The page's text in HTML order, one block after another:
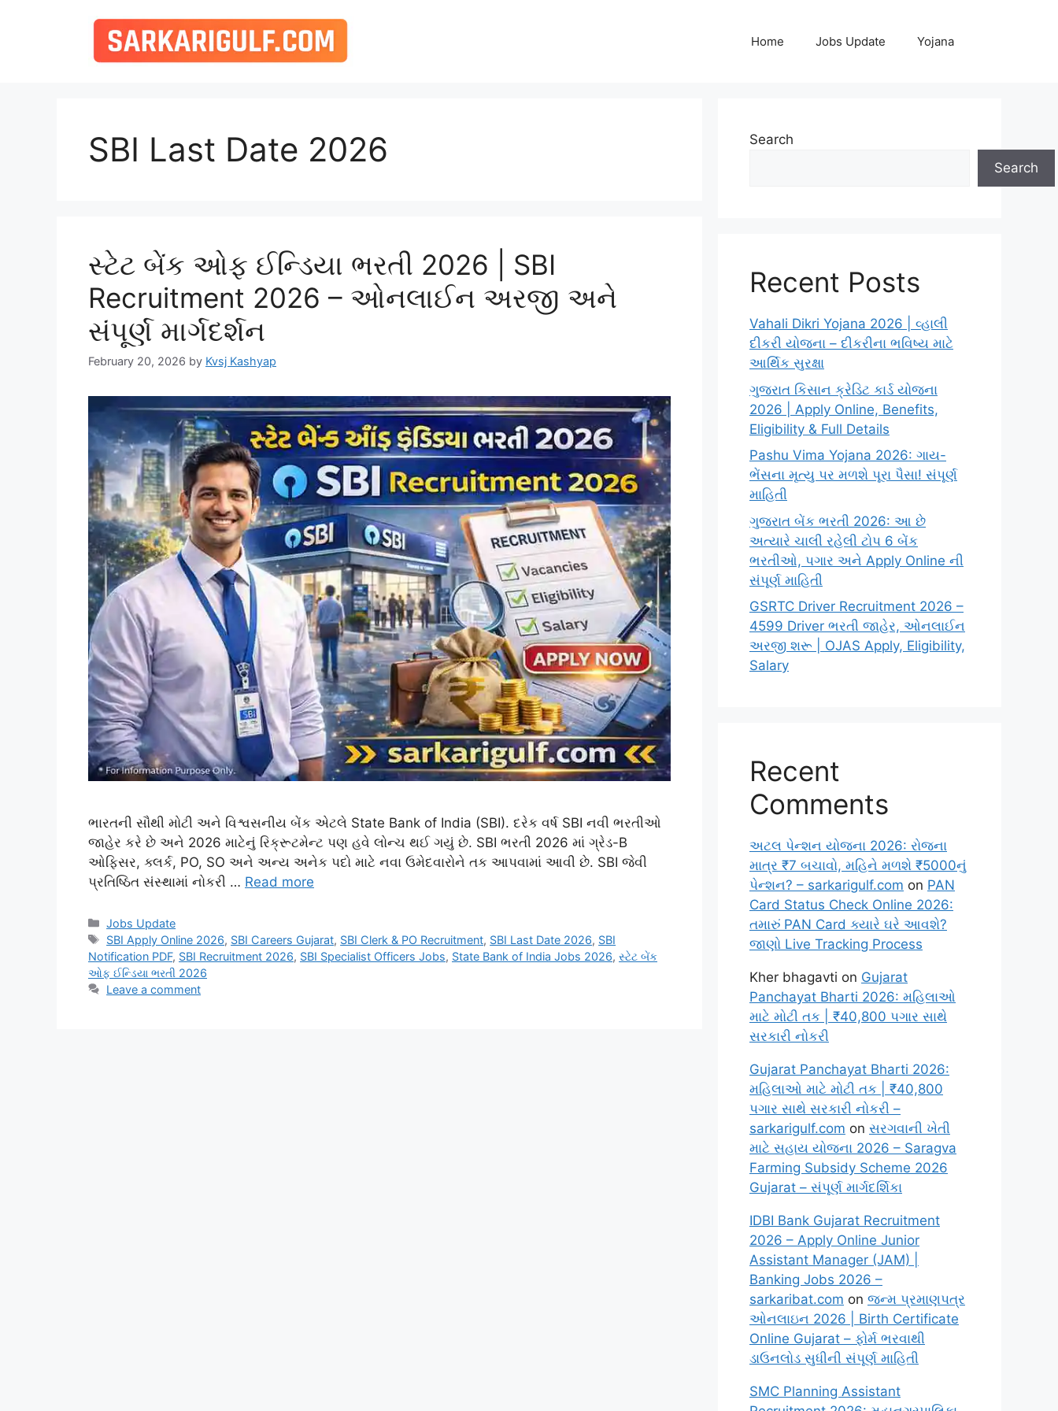
Home Jobs Update Yojana
SBI Last Date 2026
સ્ટેટ બેંક ઓફ ઈન્ડિયા ભરતી 2026 | SBI
Recruitment 2026 – ઓનલાઈન અરજી અને
સંપૂર્ણ માર્ગદર્શન
February 20, 2026 by Kvsj Kashyap
ભારતની સૌથી મોટી અને વિશ્વસનીય બેંક એટલે State Bank of India (SBI). દરેક વર્ષ SBI નવી ભરતીઓ
જાહેર કરે છે અને 2026 માટેનું રિક્રૂટમેન્ટ પણ હવે લોન્ચ થઈ ગયું છે. SBI ભરતી 2026 માં ગ્રેડ-B
ઓફિસર, ક્લર્ક, PO, SO અને અન્ય અનેક પદો માટે નવા ઉમેદવારોને તક આપવામાં આવી છે. SBI જેવી
પ્રતિષ્ઠિત સંસ્થામાં નોકરી … Read more
Categories
Jobs Update
Tags
SBI Apply Online 2026, SBI Careers Gujarat, SBI Clerk & PO Recruitment, SBI Last Date 2026, SBI
Notification PDF, SBI Recruitment 2026, SBI Specialist Officers Jobs, State Bank of India Jobs 2026, સ્ટેટ બેંક
ઓફ ઈન્ડિયા ભરતી 2026
Leave a comment
Search
Search
Recent Posts
Vahali Dikri Yojana 2026 | વ્હાલી
દીકરી યોજના – દીકરીના ભવિષ્ય માટે
આર્થિક સુરક્ષા
ગુજરાત કિસાન ક્રેડિટ કાર્ડ યોજના
2026 | Apply Online, Benefits,
Eligibility & Full Details
Pashu Vima Yojana 2026: ગાય-
ભેંસના મૃત્યુ પર મળશે પૂરા પૈસા! સંપૂર્ણ
માહિતી
ગુજરાત બેંક ભરતી 2026: આ છે
અત્યારે ચાલી રહેલી ટોપ 6 બેંક
ભરતીઓ, પગાર અને Apply Online ની
સંપૂર્ણ માહિતી
GSRTC Driver Recruitment 2026 –
4599 Driver ભરતી જાહેર, ઓનલાઈન
અરજી શરૂ | OJAS Apply, Eligibility,
Salary
Recent
Comments
અટલ પેન્શન યોજના 2026: રોજના
માત્ર ₹7 બચાવો, મહિને મળશે ₹5000નું
પેન્શન? – sarkarigulf.com on PAN
Card Status Check Online 2026:
તમારું PAN Card ક્યારે ઘરે આવશે?
જાણો Live Tracking Process
Kher bhagavti on Gujarat
Panchayat Bharti 2026: મહિલાઓ
માટે મોટી તક | ₹40,800 પગાર સાથે
સરકારી નોકરી
Gujarat Panchayat Bharti 2026:
મહિલાઓ માટે મોટી તક | ₹40,800
પગાર સાથે સરકારી નોકરી –
sarkarigulf.com on સરગવાની ખેતી
માટે સહાય યોજના 2026 – Saragva
Farming Subsidy Scheme 2026
Gujarat – સંપૂર્ણ માર્ગદર્શિકા
IDBI Bank Gujarat Recruitment
2026 – Apply Online Junior
Assistant Manager (JAM) |
Banking Jobs 2026 –
sarkaribat.com on જન્મ પ્રમાણપત્ર
ઓનલાઇન 2026 | Birth Certificate
Online Gujarat – ફોર્મ ભરવાથી
ડાઉનલોડ સુધીની સંપૂર્ણ માહિતી
SMC Planning Assistant